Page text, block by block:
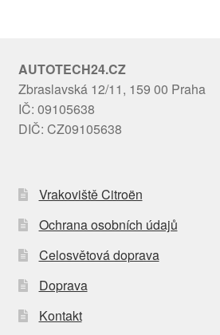
AUTOTECH24.CZ
Zbraslavská 12/11, 159 00 Praha
IČ: 09105638
DIČ: CZ09105638
Vrakoviště Citroën
Ochrana osobních údajů
Celosvětová doprava
Doprava
Kontakt